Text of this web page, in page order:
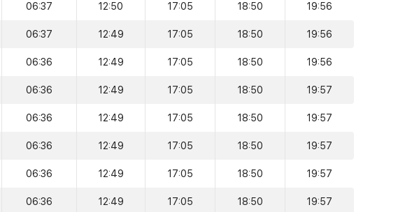
06:37 12:50 17:05 18:50 19:56
06:37 12:49 17:05 18:50 19:56
06:36 12:49 17:05 18:50 19:56
06:36 12:49 17:05 18:50 19:57
06:36 12:49 17:05 18:50 19:57
06:36 12:49 17:05 18:50 19:57
06:36 12:49 17:05 18:50 19:57
06:36 12:49 17:05 18:50 19:57